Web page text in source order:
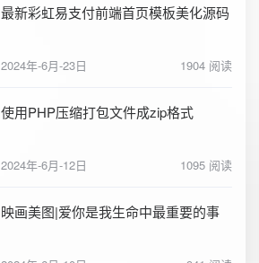
最新彩虹易支付前端首页模板美化源码
2024年-6月-23日 1904 阅读
使用PHP压缩打包文件成zip格式
2024年-6月-12日 1095 阅读
映画美图|爱你是我生命中最重要的事